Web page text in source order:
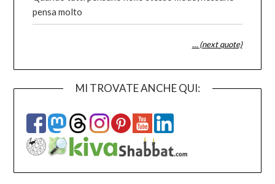
pensa molto
… (next quote)
MI TROVATE ANCHE QUI: